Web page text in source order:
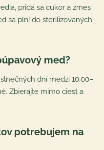
pridá sa cukor a zmes
sa plní do sterilizovaných
med?
dní medzi 10:00–
Zbierajte mimo ciest a
potrebujem na